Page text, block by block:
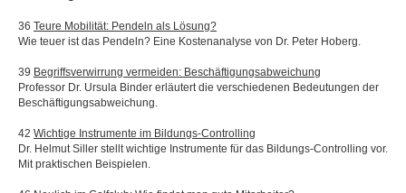
36 Teure Mobilität: Pendeln als Lösung?
Wie teuer ist das Pendeln? Eine Kostenanalyse von Dr. Peter Hoberg.
39 Begriffsverwirrung vermeiden: Beschäftigungsabweichung
Professor Dr. Ursula Binder erläutert die verschiedenen Bedeutungen der
Beschäftigungsabweichung.
42 Wichtige Instrumente im Bildungs-Controlling
Dr. Helmut Siller stellt wichtige Instrumente für das Bildungs-Controlling vor.
Mit praktischen Beispielen.